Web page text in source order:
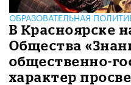
ОБРАЗОВАТЕЛЬНАЯ
В Красноярске
Общества
общественно-
характер